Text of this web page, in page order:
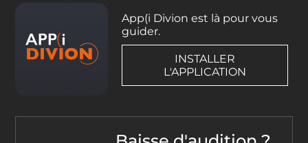
App(i Divion est là pour vous
guider.
INSTALLER
L'APPLICATION